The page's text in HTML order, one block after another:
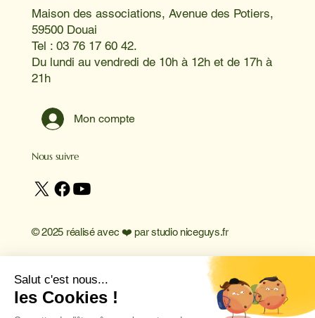
Maison des associations, Avenue des Potiers,
59500 Douai
Tel : 03 76 17 60 42.
Du lundi au vendredi de 10h à 12h et de 17h à
21h
Mon compte
Nous suivre
© 2025 réalisé avec ❤️ parstudio niceguys.fr